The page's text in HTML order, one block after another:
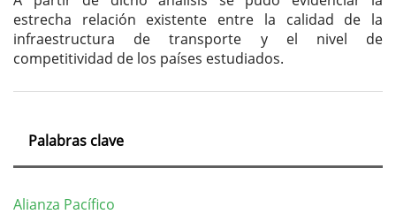
estrecha relación existente entre la calidad de la
infraestructura de transporte y el nivel de
competitividad de los países estudiados.
Palabras clave
Alianza Pacífico